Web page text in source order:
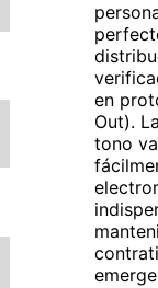
en
Out).
tono